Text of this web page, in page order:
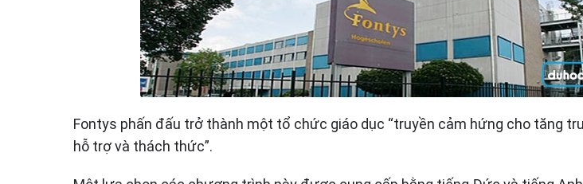
Fontys phấn đấu trở thành một tổ chức giáo dục “truyền cảm hứng cho tăng
hỗ trợ và thách thức”.